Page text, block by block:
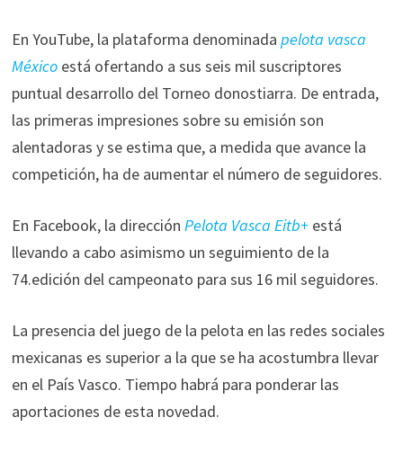
En YouTube, la plataforma denominadapelota vasca
México está ofertando a sus seis mil suscriptores
puntual desarrollo del Torneo donostiarra. De entrada,
las primeras impresiones sobre su emisión son
alentadoras y se estima que, a medida que avance la
competición, ha de aumentar el número de seguidores.
En Facebook, la direcciónPelota Vasca Eitb+ está
llevando a cabo asimismo un seguimiento de la
74.edición del campeonato para sus 16 mil seguidores.
La presencia del juego de la pelota en las redes sociales
mexicanas es superior a la que se ha acostumbra llevar
en el País Vasco. Tiempo habrá para ponderar las
aportaciones de esta novedad.